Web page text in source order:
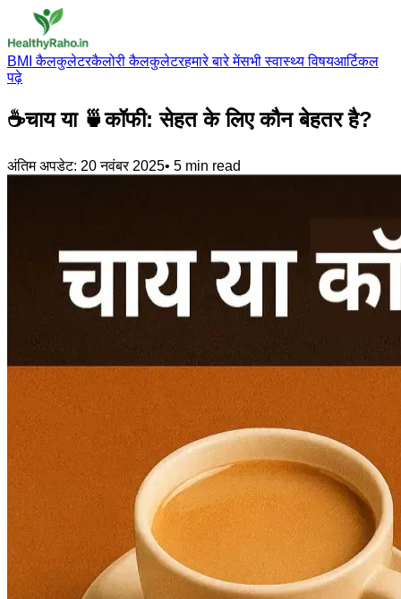
BMI कैलकुलेटरकैलोरी कैलकुलेटरहमारे बारे मेंसभी स्वास्थ्य विषयआर्टिकल
पढ़े
☕चाय या 🍵कॉफी: सेहत के लिए कौन बेहतर है?
अंतिम अपडेट: 20 नवंबर 2025• 5 min read